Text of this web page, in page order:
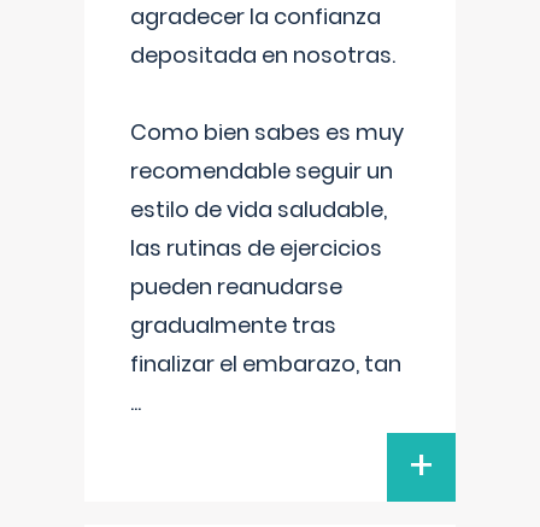
agradecer la confianza
depositada en nosotras.
Como bien sabes es muy
recomendable seguir un
estilo de vida saludable,
las rutinas de ejercicios
pueden reanudarse
gradualmente tras
finalizar el embarazo, tan
...
+